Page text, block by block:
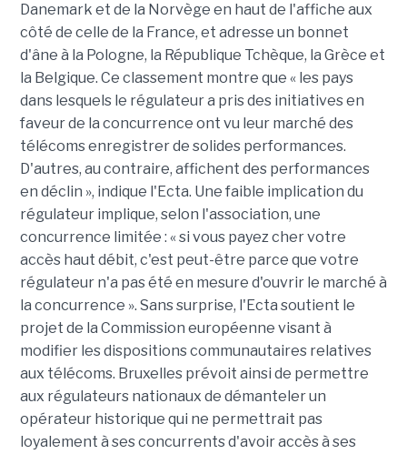
Danemark et de la Norvège en haut de l'affiche aux
côté de celle de la France, et adresse un bonnet
d'âne à la Pologne, la République Tchèque, la Grèce et
la Belgique. Ce classement montre que « les pays
dans lesquels le régulateur a pris des initiatives en
faveur de la concurrence ont vu leur marché des
télécoms enregistrer de solides performances.
D'autres, au contraire, affichent des performances
en déclin », indique l'Ecta. Une faible implication du
régulateur implique, selon l'association, une
concurrence limitée : « si vous payez cher votre
accès haut débit, c'est peut-être parce que votre
régulateur n'a pas été en mesure d'ouvrir le marché à
la concurrence ». Sans surprise, l'Ecta soutient le
projet de la Commission européenne visant à
modifier les dispositions communautaires relatives
aux télécoms. Bruxelles prévoit ainsi de permettre
aux régulateurs nationaux de démanteler un
opérateur historique qui ne permettrait pas
loyalement à ses concurrents d'avoir accès à ses